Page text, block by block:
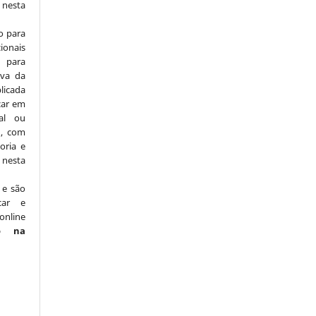
para
da
em
ou
com
e
são
e
na